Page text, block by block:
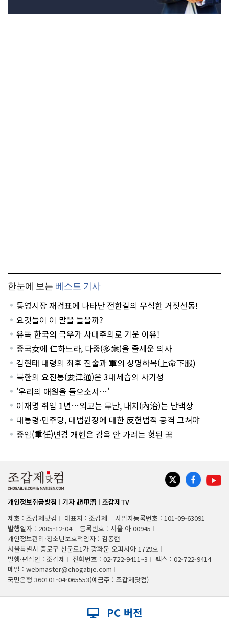
한눈에 보는 베스트 기사
통영시장 재검표에 나타난 전한길의 무식한 거짓선동!
요것들이 이 말을 들을까?
유독 한국의 극우가 사대주의로 기운 이유!
중국女에 仁하느라, 다중(多衆)을 줄세운 의사
김현태 대령의 최후 진술과 軍의 상명하복(上命下服)
북한의 요진통(要津通)은 3대세습의 사기성
'우리의 애원을 들으소서…'
이재명 취임 1년…외교는 무난, 내치(內治)는 난맥상
대통령·민주당, 대법원장에 대한 反헌법적 공격 그쳐야
중임(重任)변경 개헌은 감옥 안 가려는 헛된 꿈
개인정보취급방침 기자 趙甲濟
조갑제TV
제호 : 조갑제닷컴
대표자 : 조갑제
사업자등록번호 : 101-09-63091
발행일자 : 2005-12-04
등록번호 : 서울 아 00945
개인정보관리·청소년보호책임자 : 김동현
서울특별시 종로구 신문로1가 광화문 오피시아 1729호
발행·편집인 : 조갑제
전화번호 : 02-722-9411~3
팩스 : 02-722-9414
메일 : webmaster@chogabje.com
국민은행 360101-04-065553(예금주 : 조갑제닷컴)
PC 버전